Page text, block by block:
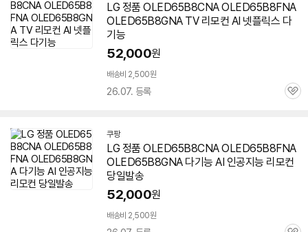
LG 정품 OLED65B8CNA OLED65B8FNA
OLED65B8GNA TV 리모컨 AI 넷플릭스 다
기능
52,000원
배송비 2,500원
26.07. 등록
관
쿠팡
LG 정품 OLED65B8CNA OLED65B8FNA
OLED65B8GNA 다기능 AI 인공지능 리모컨
당일발송
52,000원
배송비 2,500원